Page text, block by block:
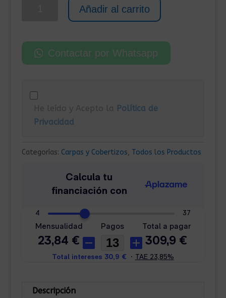
cm
Antracita
Añadir al carrito
Contactar por Whatsapp
He leído y Acepto la Política de
Privacidad
Categorías: Carpas y Cobertizos, Todos los Productos
Descripción